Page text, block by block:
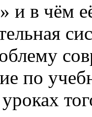
и в чём
по